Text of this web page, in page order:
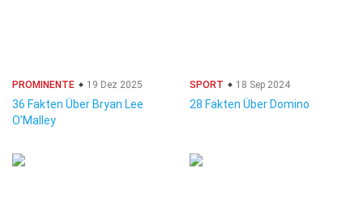
PROMINENTE 19 Dez 2025
36 Fakten Über Bryan Lee
O'Malley
SPORT 18 Sep 2024
28 Fakten Über Domino